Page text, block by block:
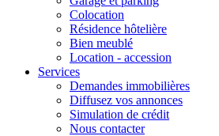
Colocation
Résidence hôtelière
Bien meublé
Location - accession
Services
Demandes immobilières
Diffusez vos annonces
Simulation de crédit
Nous contacter